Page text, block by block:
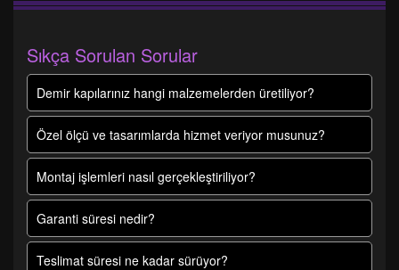
Sıkça Sorulan Sorular
Demir kapılarınız hangi malzemelerden üretiliyor?
Özel ölçü ve tasarımlarda hizmet veriyor musunuz?
Montaj işlemleri nasıl gerçekleştiriliyor?
Garanti süresi nedir?
Teslimat süresi ne kadar sürüyor?